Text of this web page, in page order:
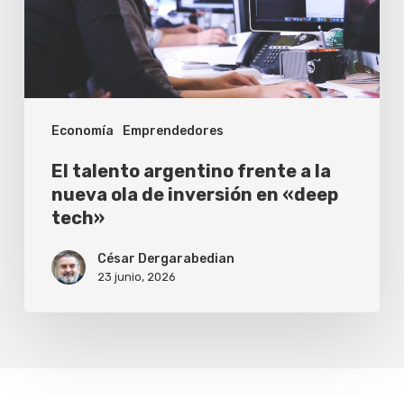
Economía Emprendedores
inversión
«deep
tech»
El talento argentino frente a la
nueva ola de inversión en «deep
tech»
César Dergarabedian
23 junio, 2026